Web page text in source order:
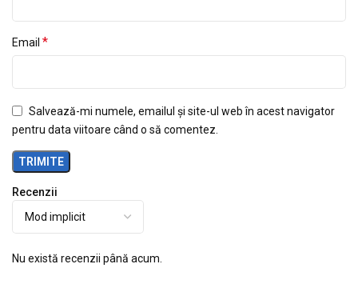
Recenzii
Nu există recenzii până acum.
Email *
Salvează-mi numele, emailul și site-ul web în acest navigator
pentru data viitoare când o să comentez.